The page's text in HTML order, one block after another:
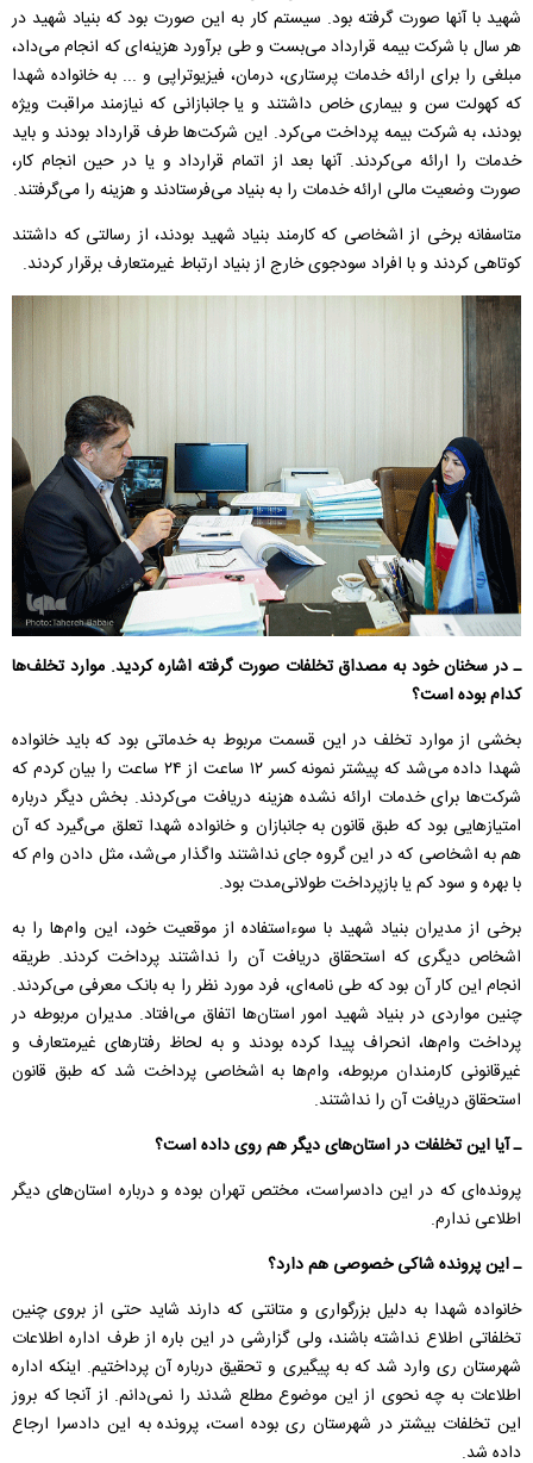
شهید با آنها صورت گرفته بود. سیستم کار به این صورت بود که بنیاد شهید در
هر سال با شرکت بیمه قرارداد می‌بست و طی برآورد هزینه‌ای که انجام می‌داد،
مبلغی را برای ارائه خدمات پرستاری، درمان، فیزیوتراپی و ... به خانواده شهدا
که کهولت سن و بیماری خاص داشتند و یا جانبازانی که نیازمند مراقبت ویژه
بودند،‌ به شرکت بیمه پرداخت می‌کرد. این شرکت‌ها طرف قرارداد بودند و باید
خدمات را ارائه می‌کردند. آنها بعد از اتمام قرارداد و یا در حین انجام کار،
صورت وضعیت مالی ارائه خدمات را به بنیاد می‌فرستادند و هزینه‌ را می‌گرفتند.
متاسفانه برخی از اشخاصی که کارمند بنیاد شهید بودند، از رسالتی که داشتند
کوتاهی کردند و با افراد سودجوی خارج از بنیاد ارتباط غیرمتعارف برقرار کردند.
ـ در سخنان خود به مصداق تخلفات صورت گرفته اشاره کردید. موارد تخلف‌ها
کدام بوده است؟
بخشی از موارد تخلف در این قسمت مربوط به خدماتی بود که باید خانواده
شهدا داده می‌شد که پیشتر نمونه کسر ۱۲ ساعت از ۲۴ ساعت را بیان کردم که
شرکت‌ها برای خدمات ارائه نشده هزینه دریافت می‌کردند. بخش دیگر درباره
امتیاز‌هایی بود که طبق قانون به جانبازان و خانواده شهدا تعلق می‌گیرد که آن
هم به اشخاصی که در این گروه جای نداشتند واگذار می‌شد، مثل دادن وام که
با بهره و سود کم یا بازپرداخت طولانی‌مدت بود.
برخی از مدیران بنیاد شهید با سوءاستفاده از موقعیت خود، این وام‌ها را به
اشخاص دیگری که استحقاق دریافت آن را نداشتند پرداخت کردند. طریقه
انجام این کار آن بود که طی نامه‌ای، فرد مورد نظر را به بانک معرفی می‌کردند.
چنین مواردی در بنیاد شهید امور استان‌ها اتفاق می‌افتاد. مدیران مربوطه در
پرداخت وام‌ها، انحراف پیدا کرده بودند و به لحاظ رفتارهای غیرمتعارف و
غیرقانونی کارمندان مربوطه، وام‌ها به اشخاصی پرداخت شد که طبق قانون
استحقاق دریافت آن را نداشتند.
ـ آیا این تخلفات در استان‌های دیگر هم روی داده است؟
پرونده‌ای که در این دادسراست، مختص تهران بوده و درباره استان‌های دیگر
اطلاعی ندارم.
ـ این پرونده شاکی خصوصی هم دارد؟
خانواده شهدا به دلیل بزرگواری و متانتی که دارند شاید حتی از بروی چنین
تخلفاتی اطلاع نداشته باشند، ولی گزارشی در این باره از طرف اداره اطلاعات
شهرستان ری وارد شد که به پیگیری و تحقیق درباره آن پرداختیم. اینکه اداره
اطلاعات به چه نحوی از این موضوع مطلع شدند را نمی‌دانم. از آنجا که بروز
این تخلفات بیشتر در شهرستان ری بوده است، پرونده به این دادسرا ارجاع
داده شد.